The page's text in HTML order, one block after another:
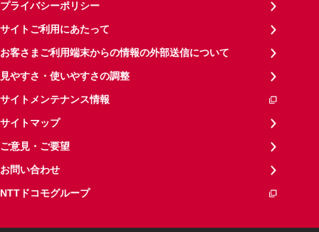
プライバシーポリシー
サイトご利用にあたって
お客さまご利用端末からの情報の外部送信について
見やすさ・使いやすさの調整
サイトメンテナンス情報
サイトマップ
ご意見・ご要望
お問い合わせ
NTTドコモグループ